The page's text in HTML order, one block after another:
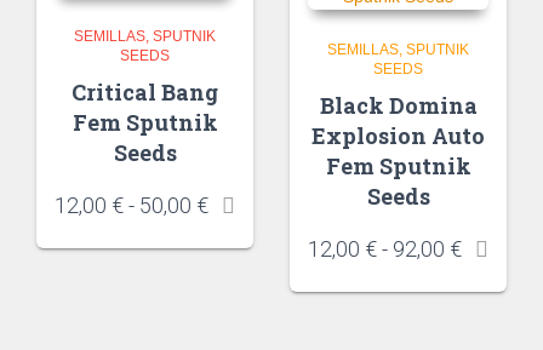
SEMILLAS SPUTNIK
SEEDS
Critical Bang
Fem Sputnik
Seeds
12,00 €- 50,00 €
SEMILLAS SPUTNIK
SEEDS
Black Domina
Explosion Auto
Fem Sputnik
Seeds
12,00 €- 92,00 €